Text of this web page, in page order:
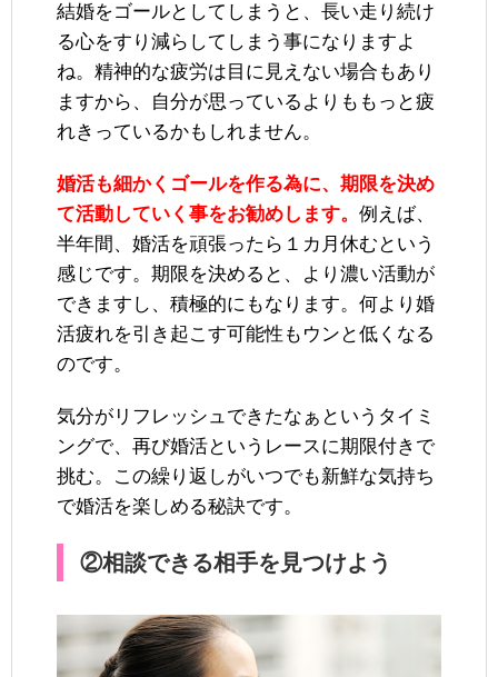
結婚をゴールとしてしまうと、長い走り続け
る心をすり減らしてしまう事になりますよ
ね。精神的な疲労は目に見えない場合もあり
ますから、自分が思っているよりももっと疲
れきっているかもしれません。
婚活も細かくゴールを作る為に、期限を決め
て活動していく事をお勧めします。 例えば、
半年間、婚活を頑張ったら１カ月休むという
感じです。期限を決めると、より濃い活動が
できますし、積極的にもなります。何より婚
活疲れを引き起こす可能性もウンと低くなる
のです。
気分がリフレッシュできたなぁというタイミ
ングで、再び婚活というレースに期限付きで
挑む。この繰り返しがいつでも新鮮な気持ち
で婚活を楽しめる秘訣です。
②相談できる相手を見つけよう